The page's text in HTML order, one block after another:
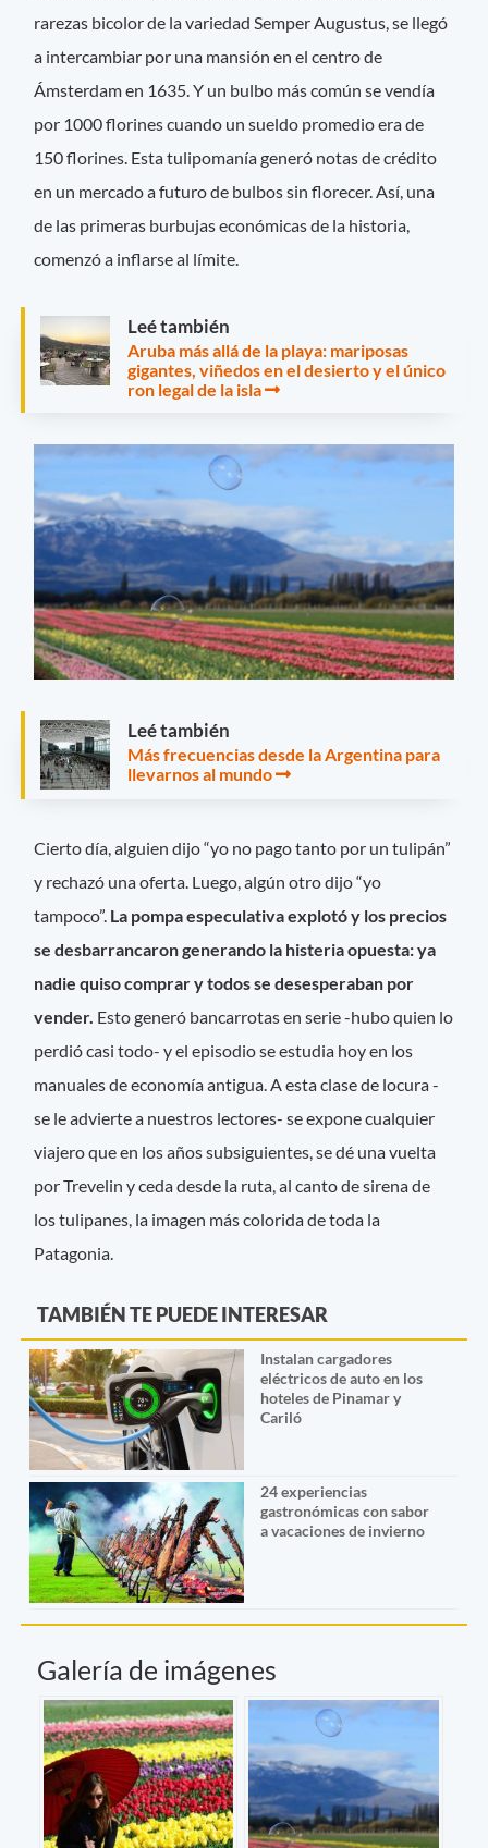
rarezas bicolor de la variedad Semper Augustus, se llegó
a intercambiar por una mansión en el centro de
Ámsterdam en 1635. Y un bulbo más común se vendía
por 1000 florines cuando un sueldo promedio era de
150 florines. Esta tulipomanía generó notas de crédito
en un mercado a futuro de bulbos sin florecer. Así, una
de las primeras burbujas económicas de la historia,
comenzó a inflarse al límite.
Leé también
Aruba más allá de la playa: mariposas
gigantes, viñedos en el desierto y el único
ron legal de la isla
Leé también
Más frecuencias desde la Argentina para
llevarnos al mundo
Cierto día, alguien dijo “yo no pago tanto por un tulipán”
y rechazó una oferta. Luego, algún otro dijo “yo
tampoco”. La pompa especulativa explotó y los precios
se desbarrancaron generando la histeria opuesta: ya
nadie quiso comprar y todos se desesperaban por
vender. Esto generó bancarrotas en serie -hubo quien lo
perdió casi todo- y el episodio se estudia hoy en los
manuales de economía antigua. A esta clase de locura -
se le advierte a nuestros lectores- se expone cualquier
viajero que en los años subsiguientes, se dé una vuelta
por Trevelin y ceda desde la ruta, al canto de sirena de
los tulipanes, la imagen más colorida de toda la
Patagonia.
TAMBIÉN TE PUEDE INTERESAR
Instalan cargadores
eléctricos de auto en los
hoteles de Pinamar y
Cariló
24 experiencias
gastronómicas con sabor
a vacaciones de invierno
Galería de imágenes